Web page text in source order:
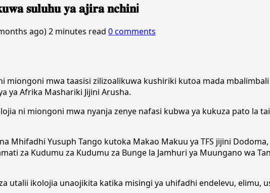
𝐬𝐮𝐥𝐮𝐡𝐮 𝐲𝐚 𝐚𝐣𝐢𝐫𝐚 𝐧𝐜𝐡𝐢𝐧i
ago)2 minutes read 0 comments
miongoni mwa taasisi zilizoalikuwa kushiriki kutoa mada
ya Afrika Mashariki Jijini Arusha.
ni miongoni mwa nyanja zenye nafasi kubwa ya kukuza pato la
Mhifadhi Yusuph Tango kutoka Makao Makuu ya TFS jijini
za Kudumu za Kudumu za Bunge la Jamhuri ya Muungano wa
utalii ikolojia unaojikita katika misingi ya uhifadhi endelevu, elimu,